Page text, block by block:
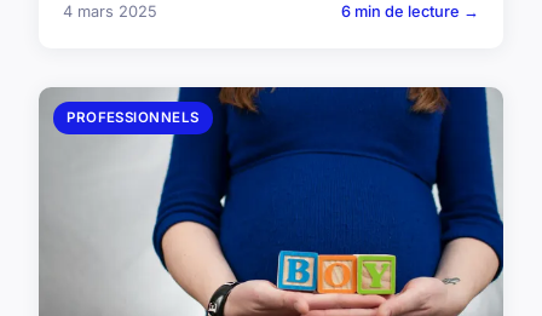
4 mars 2025 6 min de lecture →
PROFESSIONNELS